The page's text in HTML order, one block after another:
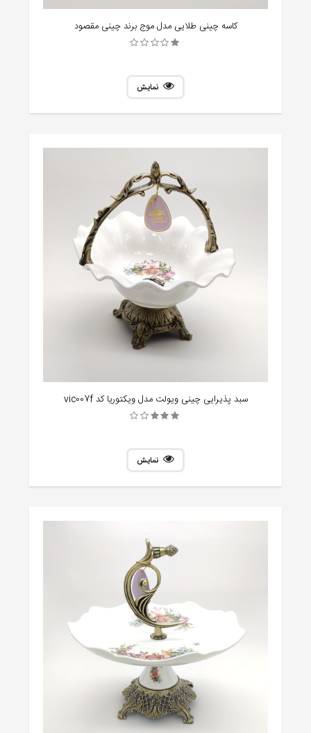
کاسه چینی طلایی مدل موج برند چینی مقصود
نمایش
سبد پذیرایی چینی ویولت مدل ویکتوریا کد vic007f
نمایش